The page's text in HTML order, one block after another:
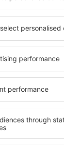
astfel
sale.
preferați
puteți rezerva
Selectați
plată și
situate atât
puțin mai
vacanță lungă
doriţi să vizitaţi
se potriveşte și
sau călătorie de